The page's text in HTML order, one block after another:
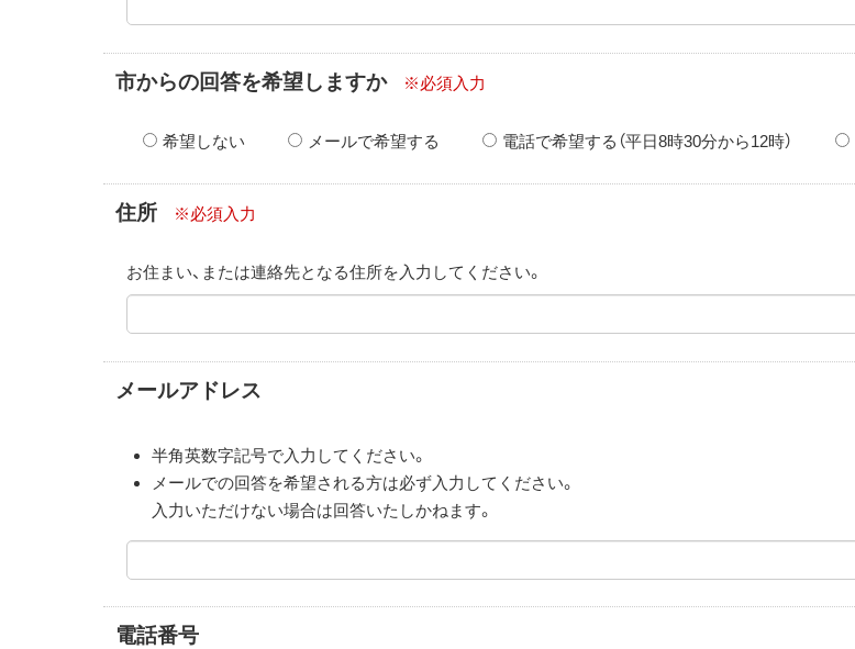
市からの回答を希望しますか ※必須入力
希望しない メールで希望する 電話で希望する（平日8時30分から12時）
住所 ※必須入力
お住まい、または連絡先となる住所を入力してください。
メールアドレス
半角英数字記号で入力してください。
メールでの回答を希望される方は必ず入力してください。
入力いただけない場合は回答いたしかねます。
電話番号